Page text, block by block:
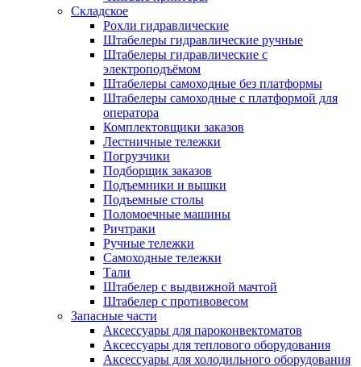
Складское
Рохли гидравлические
Штабелеры гидравлические ручные
Штабелеры гидравлические с
электроподъёмом
Штабелеры самоходные без платформы
Штабелеры самоходные с платформой для
оператора
Комплектовщики заказов
Лестничные тележки
Погрузчики
Подборщик заказов
Подъемники и вышки
Подъемные столы
Поломоечные машины
Ричтраки
Ручные тележки
Самоходные тележки
Тали
Штабелер с выдвижной мачтой
Штабелер с противовесом
Запасные части
Аксессуары для пароконвектоматов
Аксессуары для теплового оборудования
Аксессуары для холодильного оборудования